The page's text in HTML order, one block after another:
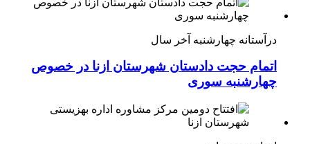
درآستانه چهارشنبه آخر سال
اتمام حجت دادستان شهرستان ازنا در خصوص
چهارشنبه ‌سوری